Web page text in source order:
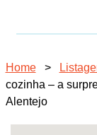
Home >
cozinha – a
Alentejo